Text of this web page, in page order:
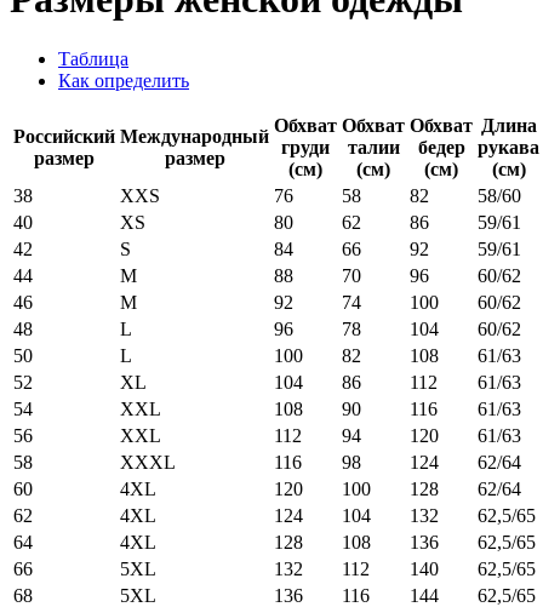
Таблица
Как определить
Российский
размер
Международный
размер
Обхват
груди
(см)
Обхват
талии
(см)
Обхват
бедер
(см)
Длина
рукава
(см)
38
XXS 76 58 82
58/60
40
XS 80 62 86
59/61
42
S 84 66 92
59/61
44
M 88 70 96
60/62
46
M 92 74 100
60/62
48
L 96 78 104
60/62
50
L 100 82 108
61/63
52
XL 104 86 112
61/63
54
XXL 108 90 116
61/63
56
XXL 112 94 120
61/63
58
XXXL 116 98 124
62/64
60
4XL 120 100 128
62/64
62
4XL 124 104 132
62,5/65
64
4XL 128 108 136
62,5/65
66
5XL 132 112 140
62,5/65
68
5XL 136 116 144
62,5/65